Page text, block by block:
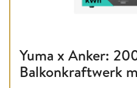
Yuma x Anker:
Balkonkraftwerk